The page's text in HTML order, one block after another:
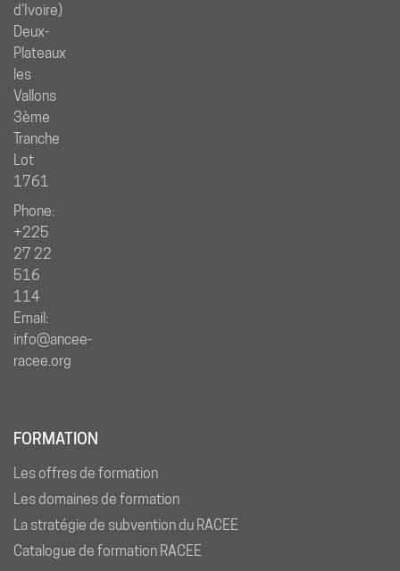
d’Ivoire)
Deux-
Plateaux
les
Vallons
3ème
Tranche
Lot
1761
Phone:
+225
27 22
516
114
Email:
info@ancee-
racee.org
FORMATION
Les offres de formation
Les domaines de formation
La stratégie de subvention du RACEE
Catalogue de formation RACEE